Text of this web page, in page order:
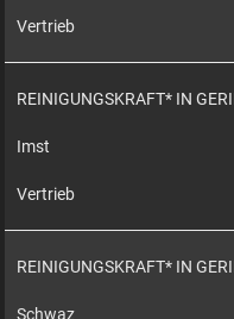
Vertrieb
REINIGUNGSKRAFT* IN
Imst
Vertrieb
REINIGUNGSKRAFT* IN
Schwaz